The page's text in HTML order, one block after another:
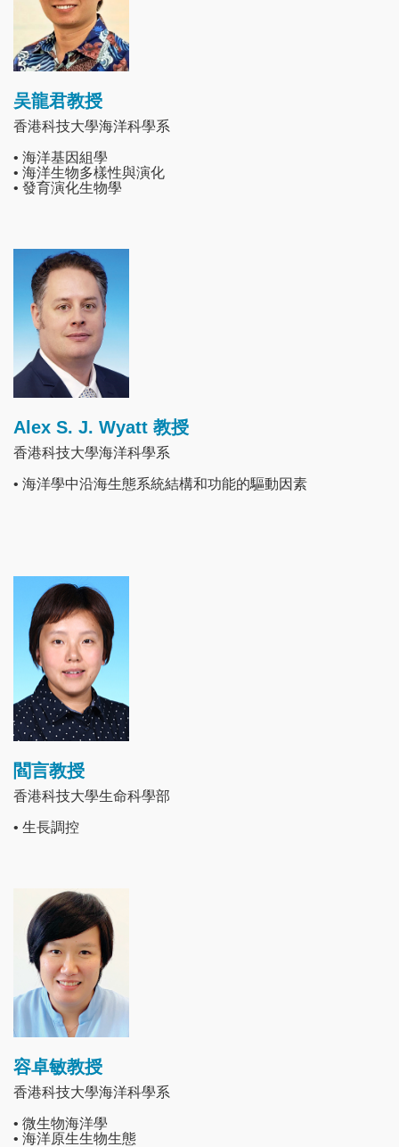
吴龍君教授
香港科技大學海洋科學系
• 海洋基因組學
• 海洋生物多樣性與演化
• 發育演化生物學
Image
Alex S. J. Wyatt 教授
香港科技大學海洋科學系
• 海洋學中沿海生態系統結構和功能的驅動因素
Image
閻言教授
香港科技大學生命科學部
• 生長調控
Image
容卓敏教授
香港科技大學海洋科學系
• 微生物海洋學
• 海洋原生生物生態